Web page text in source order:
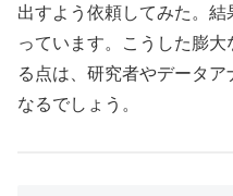
出すよう依頼してみた。
っています。こうした膨
る点は、研究者やデータ
なるでしょう。